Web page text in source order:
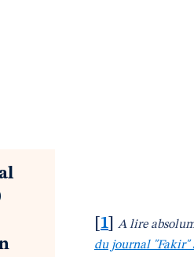
1 A lire
du journal "Fakir"